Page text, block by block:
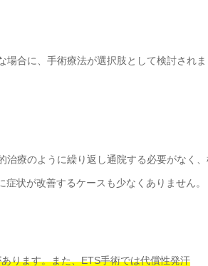
合に、手術療法が選択肢として検討されま
治療のように繰り返し通院する必要がなく
状が改善するケースも少なくありません。
ります。また、ETS手術では代償性発汗